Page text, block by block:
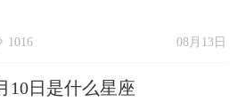
08月13日
1016
10日是什么星座